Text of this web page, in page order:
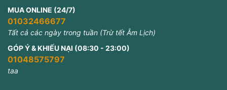
MUA ONLINE (24/7)
01032466677
Tất cả các ngày trong tuần (Trừ tết Âm Lịch)
GÓP Ý & KHIẾU NẠI (08:30 - 23:00)
01048575797
taa